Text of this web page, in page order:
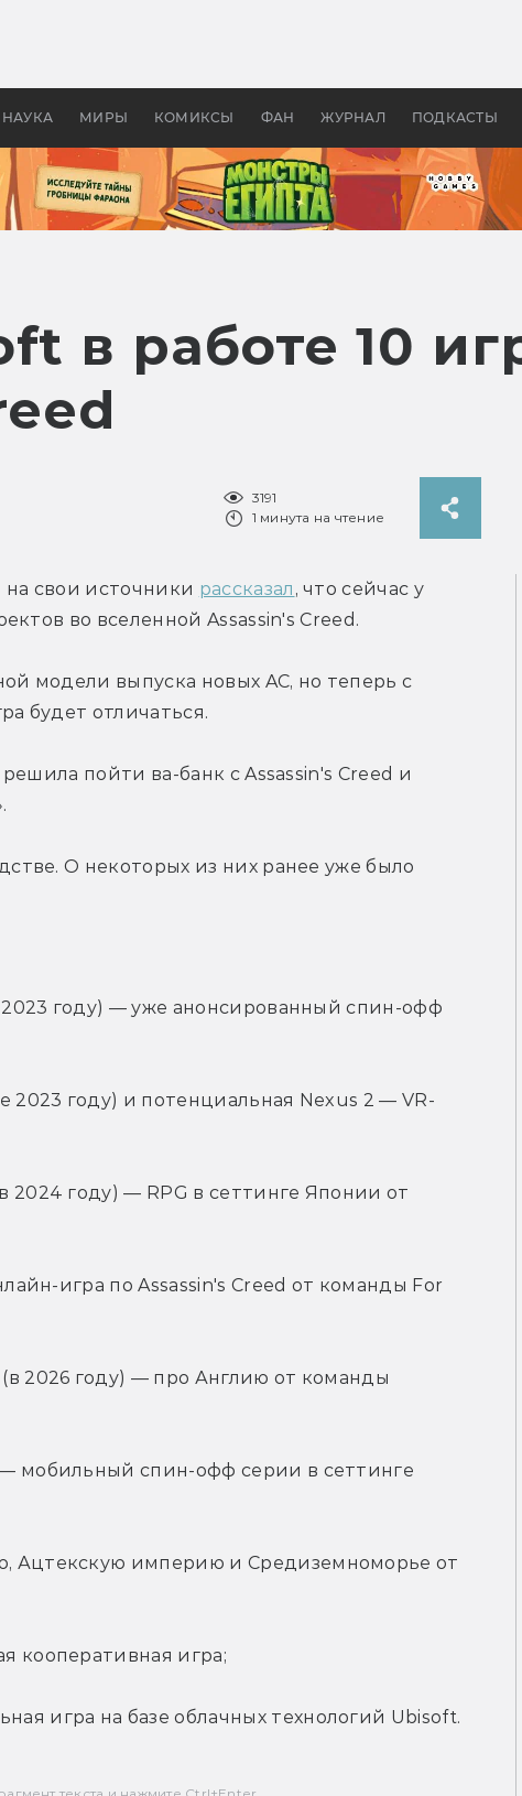
НАУКА МИРЫ КОМИКСЫ ФАН ЖУРНАЛ ПОДКАСТЫ
в России —
бы «Властелина колец»
в работе 10
3191
1 минута на чтение
свои источники рассказал , что сейчас у
во вселенной Assassin's Creed.
модели выпуска новых AC, но теперь с
будет отличаться.
пойти ва-банк с Assassin's Creed и
О некоторых из них ранее уже было
2023 году) — уже анонсированный спин-офф
2023 году) и потенциальная Nexus 2 — VR-
2024 году) — RPG в сеттинге Японии от
игра по Assassin's Creed от команды For
(в 2026 году) — про Англию от команды
— мобильный спин-офф серии в сеттинге
Ацтекскую империю и Средиземноморье от
кооперативная игра;
игра на базе облачных технологий Ubisoft.